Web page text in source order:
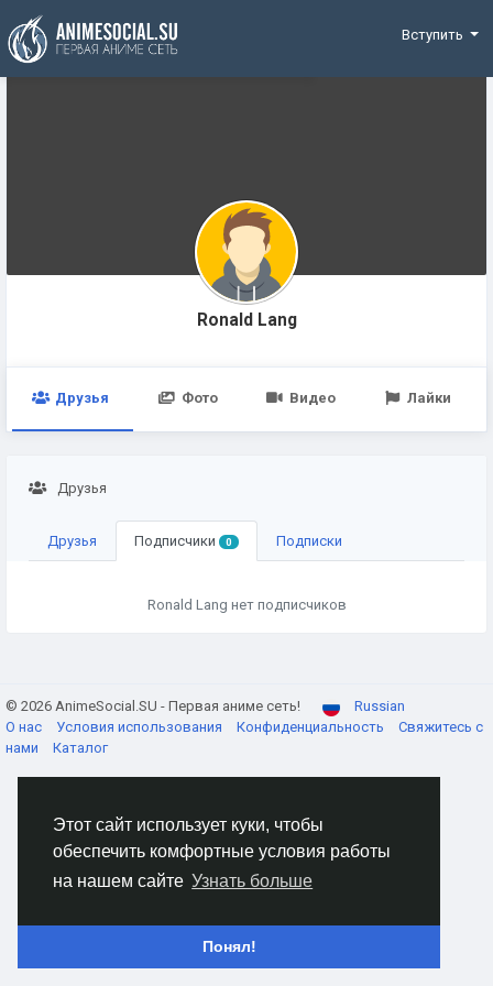
Этот сайт использует куки, чтобы
обеспечить комфортные условия работы
на нашем сайте Узнать больше
Понял!
Funding
Вступить
Ronald Lang
Друзья Фото Видео Лайки
Друзья
Друзья Подписчики 0 Подписки
Ronald Lang нет подписчиков
© 2026 AnimeSocial.SU - Первая аниме сеть!
Russian
О нас
Условия использования Конфиденциальность
Свяжитесь с
нами
Каталог